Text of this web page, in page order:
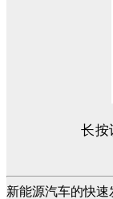
长按
新能源汽车的快